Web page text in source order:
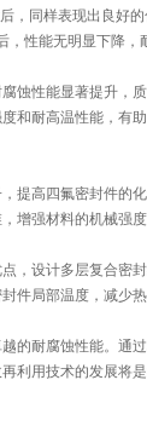
，同样表现出良好的
性能无明显下降，
蚀性能显著提升，质
和耐高温性能，有
提高四氟密封件的
增强材料的机械强
，设计多层复合密
件局部温度，减少
的耐腐蚀性能。通
利用技术的发展将是